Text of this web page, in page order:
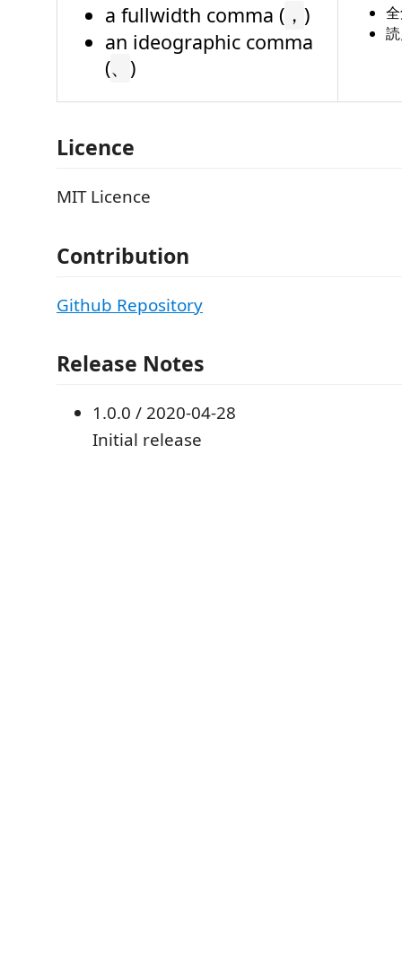
a fullwidth comma ( ， )
an ideographic comma
(、 )
Licence
MIT Licence
Contribution
Github Repository
Release Notes
1.0.0 / 2020-04-28
Initial release